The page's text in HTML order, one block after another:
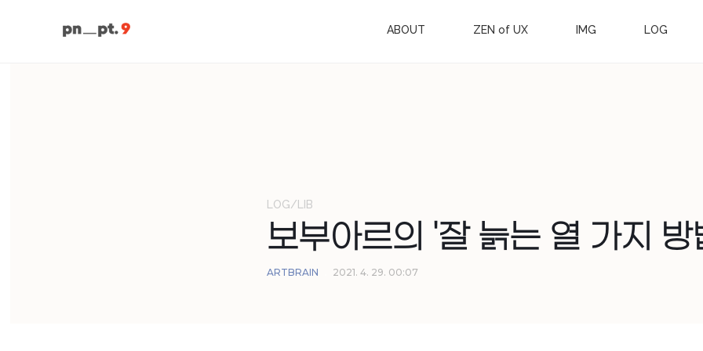
ABOUT ZEN of UX IMG LOG
LOG/LIB
보부아르의 '잘 늙는 열 가지 방
ARTBRAIN 2021. 4. 29. 00:07